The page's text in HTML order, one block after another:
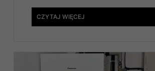
CZYTAJ WIĘCEJ